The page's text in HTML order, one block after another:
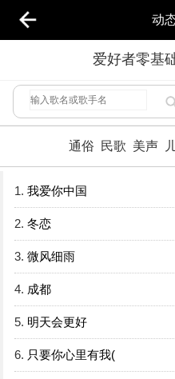
动
爱好者零基
通俗 民歌 美声
1. 我爱你中国
2. 冬恋
3. 微风细雨
4. 成都
5. 明天会更好
6. 只要你心里有我(